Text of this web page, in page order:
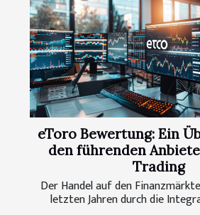
eToro Bewertung: Ein
den führenden
Trading
Der Handel auf den
letzten Jahren durch die